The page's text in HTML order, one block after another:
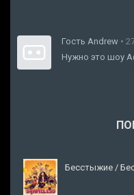
Гость Andrew •
Нужно это шоу
Бесстыжие /